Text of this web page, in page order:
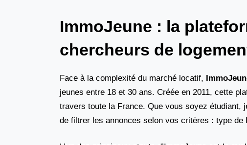
ImmoJeune : la
chercheurs de
Face à la complexité du marché locatif,
jeunes entre 18 et 30 ans. Créée en 2011, cette
travers toute la France. Que vous soyez étudiant,
de filtrer les annonces selon vos critères : type